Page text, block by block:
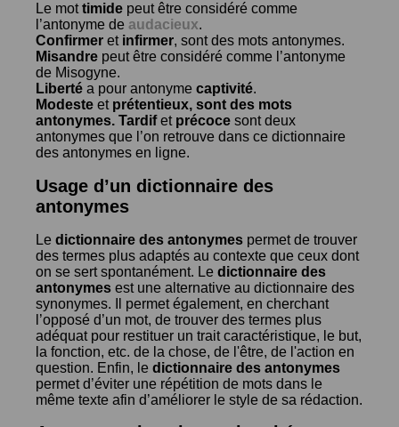
Le mottimide peut être considéré comme
l’antonyme de audacieux.
Confirmer et infirmer, sont des mots antonymes.
Misandre peut être considéré comme l’antonyme
de Misogyne.
Liberté a pour antonyme captivité.
Modeste et prétentieux, sont des mots
antonymes. Tardifet précoce sont deux
antonymes que l’on retrouve dans ce dictionnaire
des antonymes en ligne.
Usage d’un dictionnaire des
antonymes
Le dictionnaire des antonymes permet de trouver
des termes plus adaptés au contexte que ceux dont
on se sert spontanément. Le dictionnaire des
antonymes est une alternative au dictionnaire des
synonymes. Il permet également, en cherchant
l’opposé d’un mot, de trouver des termes plus
adéquat pour restituer un trait caractéristique, le but,
la fonction, etc. de la chose, de l'être, de l'action en
question. Enfin, le dictionnaire des antonymes
permet d’éviter une répétition de mots dans le
même texte afin d’améliorer le style de sa rédaction.